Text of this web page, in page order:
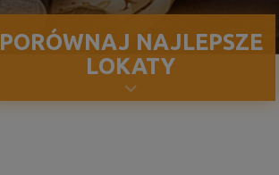
PORÓWNAJ NAJLEPSZE
LOKATY